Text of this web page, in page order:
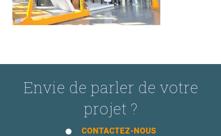
Envie de parler de votre
projet ?
CONTACTEZ-NOUS